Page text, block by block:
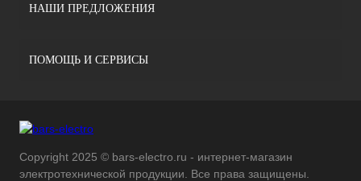
НАШИ ПРЕДЛОЖЕНИЯ
ПОМОЩЬ И СЕРВИСЫ
Copyright 2025 © bars-electro.ru - интернет-магазин
электротехнической продукции. Все права защищены.